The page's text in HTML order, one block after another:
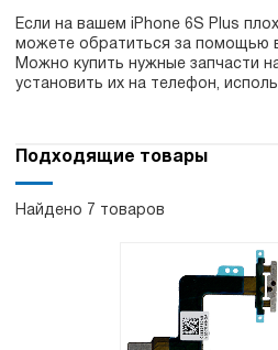
Если на вашем iPhone 6S Plus
можете обратиться за помощью
Можно купить нужные запчасти
установить их на телефон,
Подходящие товары
Найдено 7 товаров